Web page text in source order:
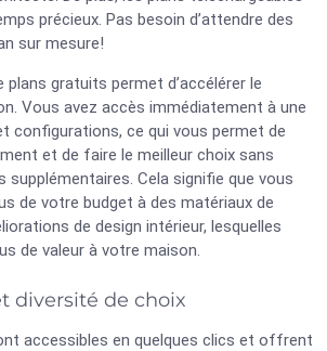
précieux. Pas besoin d’attendre des
sur mesure!
plans gratuits permet d’accélérer le
Vous avez accès immédiatement à une
configurations, ce qui vous permet de
et de faire le meilleur choix sans
supplémentaires. Cela signifie que vous
de votre budget à des matériaux de
de design intérieur, lesquelles
de valeur à votre maison.
diversité de choix
accessibles en quelques clics et offrent